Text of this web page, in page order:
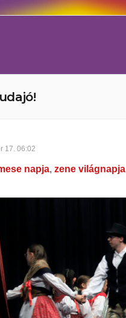
17. 06:02
napja, zene világnapja